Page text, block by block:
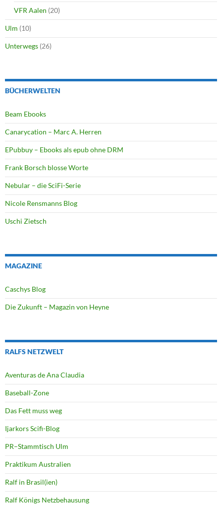
VFR Aalen (20)
Ulm (10)
Unterwegs (26)
BÜCHERWELTEN
Beam Ebooks
Canarycation – Marc A. Herren
EPubbuy – Ebooks als epub ohne DRM
Frank Borsch blosse Worte
Nebular – die SciFi-Serie
Nicole Rensmanns Blog
Uschi Zietsch
MAGAZINE
Caschys Blog
Die Zukunft – Magazin von Heyne
RALFS NETZWELT
Aventuras de Ana Claudia
Baseball-Zone
Das Fett muss weg
Ijarkors Scifi-Blog
PR–Stammtisch Ulm
Praktikum Australien
Ralf in Brasil(ien)
Ralf Königs Netzbehausung